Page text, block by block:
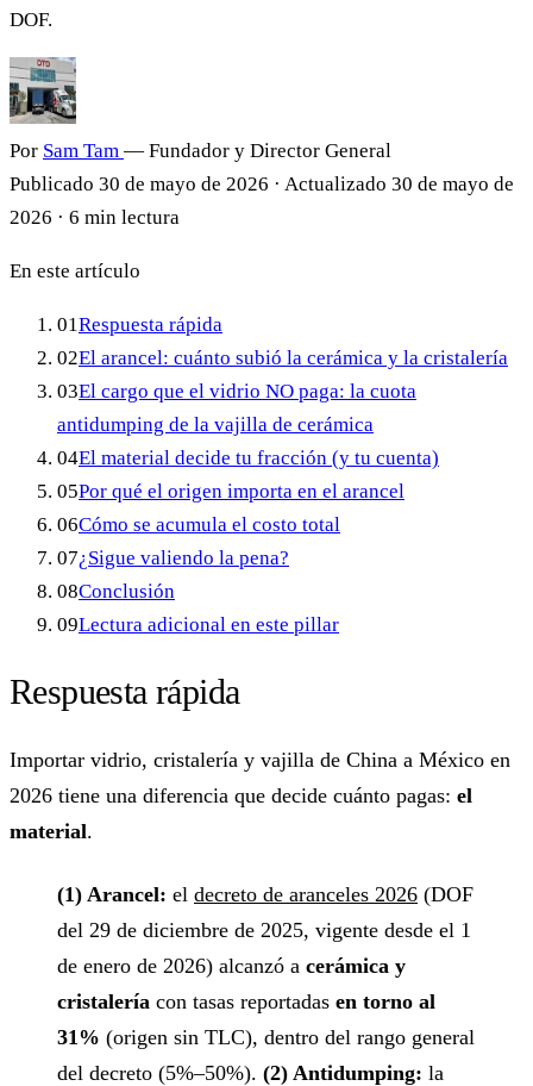
DOF.
Por Sam Tam — Fundador y Director General
Publicado 30 de mayo de 2026 · Actualizado 30 de mayo de
2026 · 6 min lectura
En este artículo
01Respuesta rápida
02El arancel: cuánto subió la cerámica y la cristalería
03El cargo que el vidrio NO paga: la cuota
antidumping de la vajilla de cerámica
04El material decide tu fracción (y tu cuenta)
05Por qué el origen importa en el arancel
06Cómo se acumula el costo total
07¿Sigue valiendo la pena?
08Conclusión
09Lectura adicional en este pillar
Respuesta rápida
Importar vidrio, cristalería y vajilla de China a México en
2026 tiene una diferencia que decide cuánto pagas: el
material.
(1) Arancel: el decreto de aranceles 2026 (DOF
del 29 de diciembre de 2025, vigente desde el 1
de enero de 2026) alcanzó a cerámica y
cristalería con tasas reportadas en torno al
31% (origen sin TLC), dentro del rango general
del decreto (5%–50%). (2) Antidumping: la